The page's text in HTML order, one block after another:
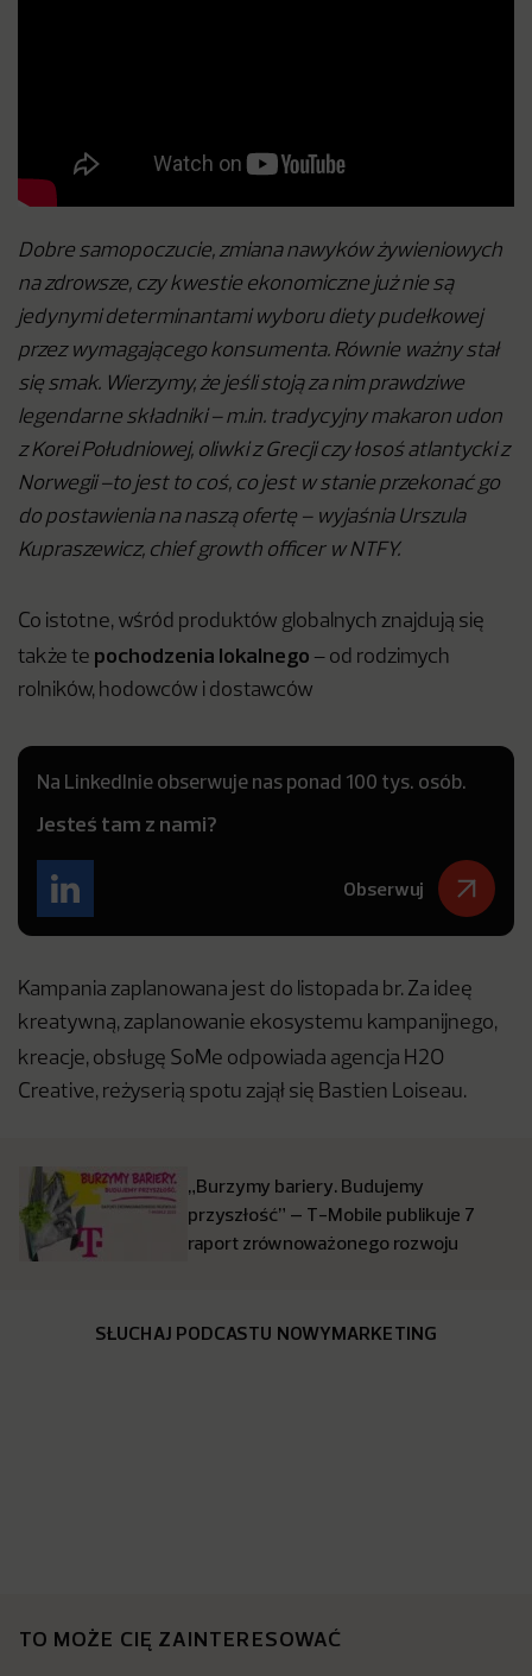
Dobre samopoczucie, zmiana nawyków żywieniowych
na zdrowsze, czy kwestie ekonomiczne już nie są
jedynymi determinantami wyboru diety pudełkowej
przez wymagającego konsumenta. Równie ważny stał
się smak. Wierzymy, że jeśli stoją za nim prawdziwe
legendarne składniki – m.in. tradycyjny makaron udon
z Korei Południowej, oliwki z Grecji czy łosoś atlantycki z
Norwegii –to jest to coś, co jest w stanie przekonać go
do postawienia na naszą ofertę – wyjaśnia Urszula
Kupraszewicz, chief growth officer w NTFY.
Co istotne, wśród produktów globalnych znajdują się
także te pochodzenia lokalnego – od rodzimych
rolników, hodowców i dostawców
Na LinkedInie obserwuje nas ponad 100 tys. osób.
Jesteś tam z nami?
Obserwuj
Kampania zaplanowana jest do listopada br. Za ideę
kreatywną, zaplanowanie ekosystemu kampanijnego,
kreacje, obsługę SoMe odpowiada agencja H2O
Creative, reżyserią spotu zajął się Bastien Loiseau.
„Burzymy bariery. Budujemy
przyszłość” – T-Mobile publikuje 7
raport zrównoważonego rozwoju
SŁUCHAJ PODCASTU NOWYMARKETING
TO MOŻE CIĘ ZAINTERESOWAĆ